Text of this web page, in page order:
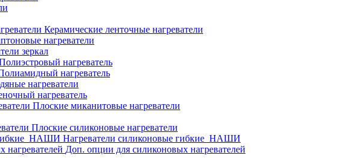
Керамические ленточные нагреватели
нагреватели
зеркал
нагреватель
нагреватель
нагреватели
нагреватель
Плоские миканитовые нагреватели
Плоские силиконовые нагреватели
Нагреватели силиконовые гибкие_НАШИ
Доп. опции для силиконовых нагревателей